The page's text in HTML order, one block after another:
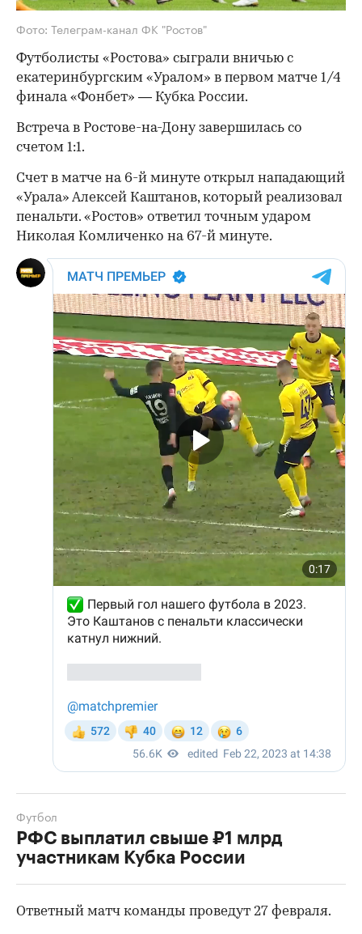
Фото: Телеграм-канал ФК "Ростов"
Футболисты «Ростова» сыграли вничью с
екатеринбургским «Уралом» в первом матче 1/4
финала «Фонбет» — Кубка России.
Встреча в Ростове-на-Дону завершилась со
счетом 1:1.
Счет в матче на 6-й минуте открыл нападающий
«Урала» Алексей Каштанов, который реализовал
пенальти. «Ростов» ответил точным ударом
Николая Комличенко на 67-й минуте.
РФС выплатил свыше ₽1 млрд
участникам Кубка России
Футбол
Ответный матч команды проведут 27 февраля.